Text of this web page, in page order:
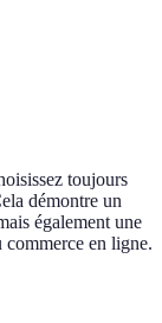
toujours
démontre un
également une
en ligne.